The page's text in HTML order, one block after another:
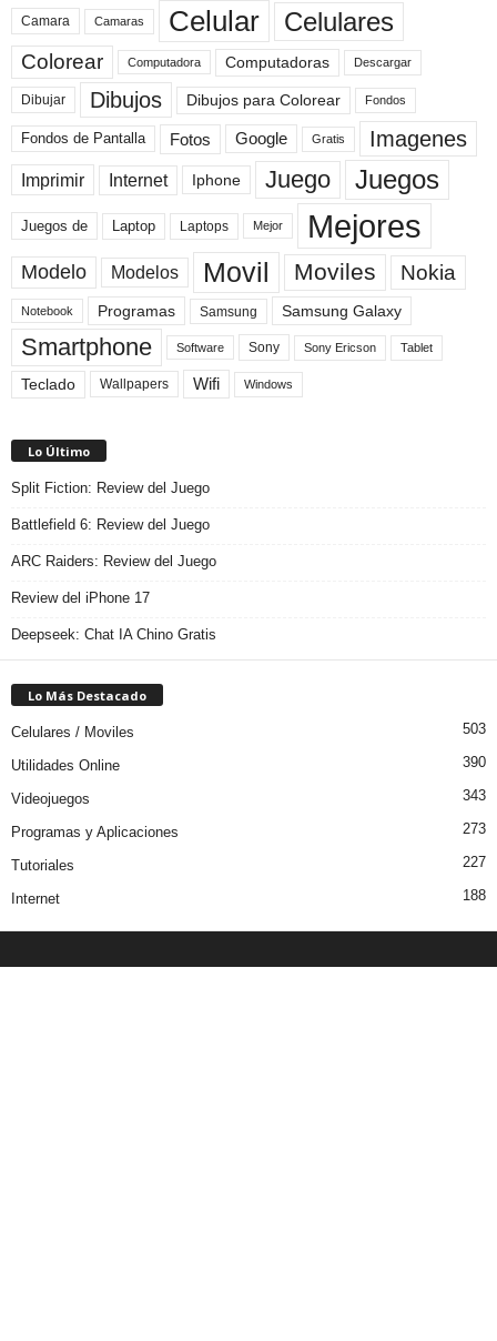
Camara Camaras Celular Celulares
Colorear Computadora Computadoras Descargar
Dibujar Dibujos Dibujos para Colorear Fondos
Fondos de Pantalla Fotos Google Gratis Imagenes
Imprimir Internet Iphone Juego Juegos
Juegos de Laptop Laptops Mejor Mejores
Modelo Modelos Movil Moviles Nokia
Notebook Programas Samsung Samsung Galaxy
Smartphone Software Sony Sony Ericson Tablet
Teclado Wallpapers Wifi Windows
Lo Último
Split Fiction: Review del Juego
Battlefield 6: Review del Juego
ARC Raiders: Review del Juego
Review del iPhone 17
Deepseek: Chat IA Chino Gratis
Lo Más Destacado
Celulares / Moviles 503
Utilidades Online 390
Videojuegos 343
Programas y Aplicaciones 273
Tutoriales 227
Internet 188